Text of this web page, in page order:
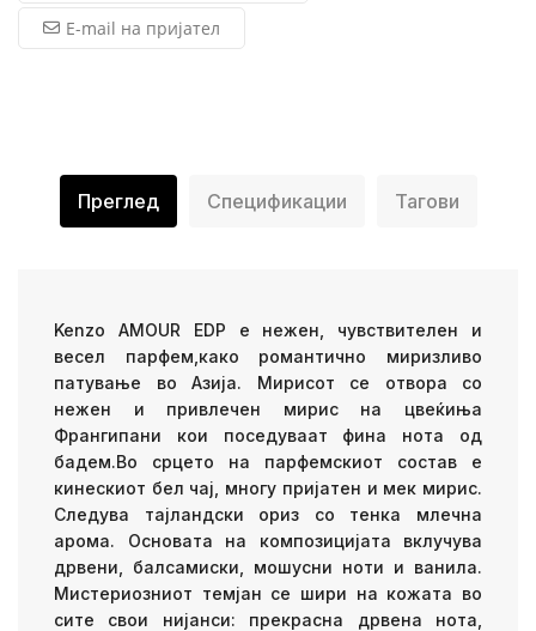
E-mail на пријател
Преглед Спецификации Тагови
Kenzo AMOUR EDP е нежен, чувствителен и
весел парфем,како романтично миризливо
патување во Азија. Мирисот се отвора со
нежен и привлечен мирис на цвеќиња
Франгипани кои поседуваат фина нота од
бадем.Во срцето на парфемскиот состав е
кинескиот бел чај, многу пријатен и мек мирис.
Следува тајландски ориз со тенка млечна
арома. Основата на композицијата вклучува
дрвени, балсамиски, мошусни ноти и ванила.
Мистериозниот темјан се шири на кожата во
сите свои нијанси: прекрасна дрвена нота,